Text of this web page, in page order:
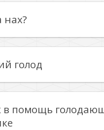
нах?
голод
в помощь